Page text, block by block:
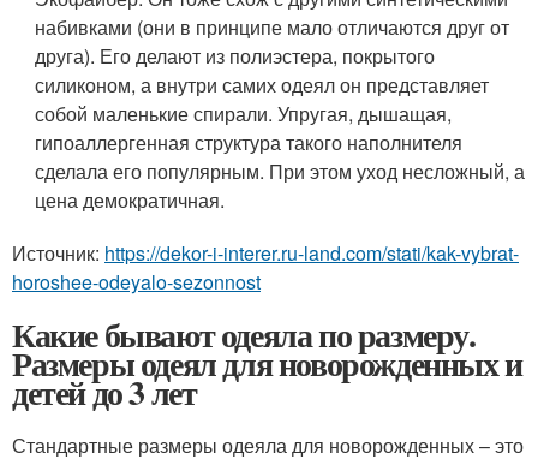
набивками (они в принципе мало отличаются друг от
друга). Его делают из полиэстера, покрытого
силиконом, а внутри самих одеял он представляет
собой маленькие спирали. Упругая, дышащая,
гипоаллергенная структура такого наполнителя
сделала его популярным. При этом уход несложный, а
цена демократичная.
Источник: https://dekor-i-interer.ru-land.com/stati/kak-vybrat-
horoshee-odeyalo-sezonnost
Какие бывают одеяла по размеру.
Размеры одеял для новорожденных и
детей до 3 лет
Стандартные размеры одеяла для новорожденных – это